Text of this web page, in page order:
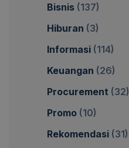
Bisnis (137)
Hiburan (3)
Informasi (114)
Keuangan (26)
Procurement (32)
Promo (10)
Rekomendasi (31)